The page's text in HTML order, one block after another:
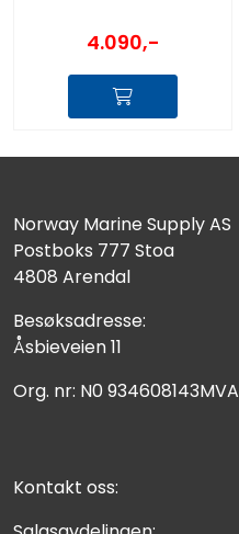
4.090,-
Norway Marine Supply AS
Postboks 777 Stoa
4808 Arendal
Besøksadresse:
Åsbieveien 11
Org. nr: N0 934608143MVA
Kontakt oss: